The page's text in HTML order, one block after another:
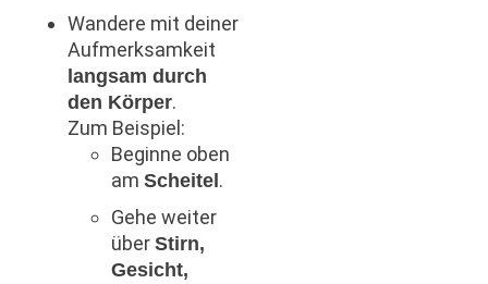
Wandere mit deiner
Aufmerksamkeit
langsam durch
den Körper.
Zum Beispiel:
Beginne oben
amScheitel .
Gehe weiter
überStirn,
Gesicht,